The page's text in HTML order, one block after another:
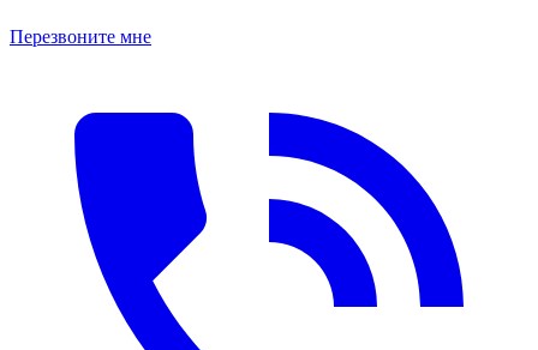
Перезвоните мне